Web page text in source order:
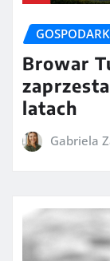
Browar
latach
Gabriela